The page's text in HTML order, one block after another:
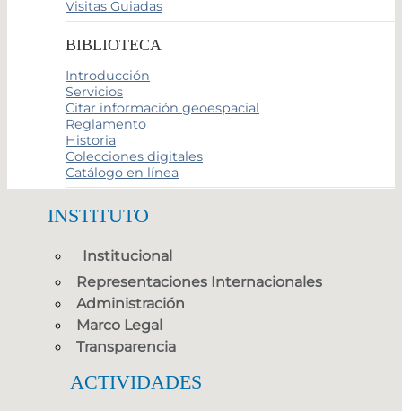
Visitas Guiadas
BIBLIOTECA
Introducción
Servicios
Citar información geoespacial
Reglamento
Historia
Colecciones digitales
Catálogo en línea
INSTITUTO
Institucional
Representaciones Internacionales
Administración
Marco Legal
Transparencia
ACTIVIDADES